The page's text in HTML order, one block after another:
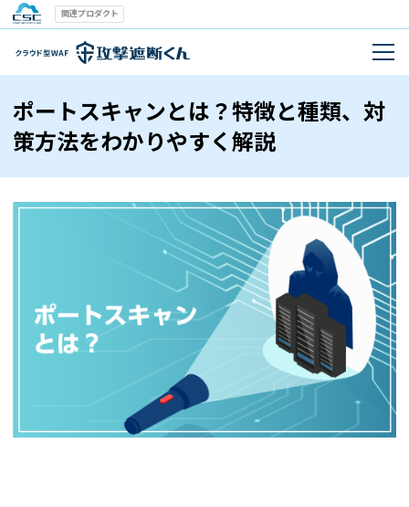
関連プロダクト
ポートスキャンとは？特徴と種類、対
策方法をわかりやすく解説